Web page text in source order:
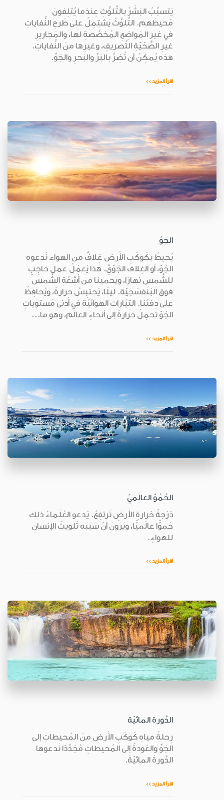
يَتسبَّبُ البَشَرُ بالتَّلوُّثِ عِندَما يُتلِفونَ
مُحيطَهم. التَّلوُّثُ يَشتمِلُ على طَرحِ النُّفاياتِ
في غيرِ المَواضِعِ المُخصَّصةِ لها، والمَجاريرِ
غيرِ الصِّحّيّةِ التَّصريفِ، وغيرِها منَ النُّفاياتِ.
هذه يُمكِنُ أن تُضِرَّ بالبَرِّ والبَحرِ والجَوِّ.
اقرأ المزيد >>
الجَوّ
يُحيطُ بكَوكَبِ الأَرض غِلافٌ من الهواء نَدعوه
الجَوّ، أو الغِلافَ الجَوّيَّ. هذا يَعمَلُ عملَ حاجِبٍ
للشَّمس نهارًا، ويَحمينا من أَشِعّةِ الشَّمس
فوق البَنَفسَجيّة. ليلًا، يَحتبِسُ حرارةً، ويُحافِظُ
على دِفئنا. التيّارات الهوائيّة في أَدنى مُستوَياتِ
الجَوّ تَحمِلُ حرارةً إلى أنحاءِ العالَم، وهو ما...
اقرأ المزيد >>
الحُمُوّ العالَميّ
دَرَجةُ حَرارةِ الأَرضِ تَرتفِعُ. يَدعو العُلَماءُ ذلك
حُموًّا عالَميًّا، ويَرَونَ أنّ سَبَبَه تَلويثُ الإنسانِ
للهَواءِ.
اقرأ المزيد >>
الدَّورة المائيّة
رِحلةُ مياهِ كَوكَبِ الأَرضِ منَ المُحيطاتِ إلى
الجَوِّ والعَودةُ إلى المُحيطاتِ مُجَدَّدًا نَدعوها
الدَّورةَ المائيّةَ.
اقرأ المزيد >>